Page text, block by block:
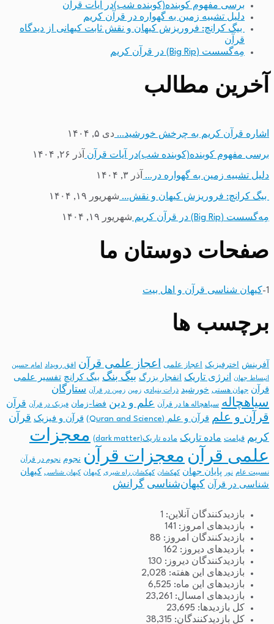
برسی مفهوم کوبنده(کوبنده شب)در آیات قرآن
دلیل تشبیه زمین به گهواره در قرآن کریم
بیگ کرانچ: فروریزش کیهان و نقش ثابت کیهانی از دیدگاه
قرآن
مِه‌گسست (Big Rip) در قرآن کریم
آخرین مطالب
اشاره قرآن کریم به چرخش خورشید… دی ۵, ۱۴۰۴
برسی مفهوم کوبنده(کوبنده شب)در آیات قرآن آذر ۲۶, ۱۴۰۴
دلیل تشبیه زمین به گهواره در… آذر ۳, ۱۴۰۴
بیگ کرانچ: فروریزش کیهان و نقش… شهریور ۱۹, ۱۴۰۴
مِه‌گسست (Big Rip) در قرآن کریم شهریور ۱۹, ۱۴۰۴
صفحات دوستان ما
1- کیهان شناسی قرآن و اهل بیت
برچسب ها
آفرینش اخترفیزیک اعجاز علمی اعجاز علمی قرآن افق رویداد امام حسین
انبساط جهان انرژی تاریک انفجار بزرگ بیگ بنگ بیگ کرانچ تفسیر علمی
قرآن جهان هستی خورشید ذرات بنیادی زمین زمین در قرآن ستارگان
سیاهچاله سیاهچاله ها در قرآن علم و دین فضا-زمان فیزیک در قرآن قرآن
قرآن و علم قرآن و علم (Quran and Science) قرآن و فیزیک قرآن
کریم قیامت ماده تاریک ماده تاریک(dark matter)
معجزات
علمی قرآن معجزات قرآن نجوم نجوم در قرآن
نسبیت عام نور پایان جهان کهکشان کهکشان راه شیری کیهان کیهان شناسی
کیهان
شناسی در قرآن
کیهان‌شناسی گرانش
بازدیدکنندگان آنلاین: 1
بازدیدهای امروز: 141
بازدیدکنندگان امروز: 88
بازدیدهای دیروز: 162
بازدیدکنندگان دیروز: 130
بازدیدهای این هفته: 2,028
بازدیدهای این ماه: 6,525
بازدیدهای امسال: 23,261
کل بازدیدها: 23,695
کل بازدیدکنند‌گان: 38,315